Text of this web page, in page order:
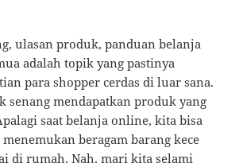
ulasan produk, panduan belanja
adalah topik yang pastinya
para shopper cerdas di luar sana.
senang mendapatkan produk yang
saat belanja online, kita bisa
beragam barang kece
di rumah. Nah, mari kita selami